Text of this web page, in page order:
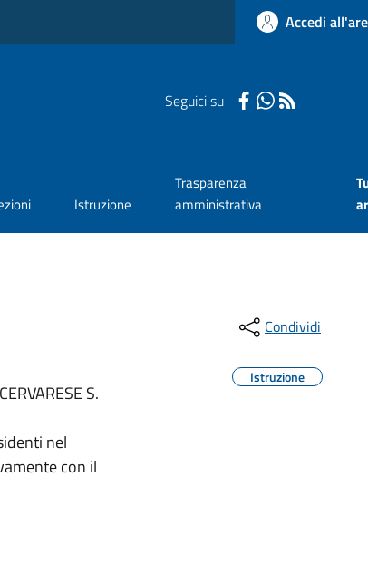
Accedi
Seguici su
Istruzione
Trasparenza
amministrativa
S.
nel
con il
Condividi
Istruzione